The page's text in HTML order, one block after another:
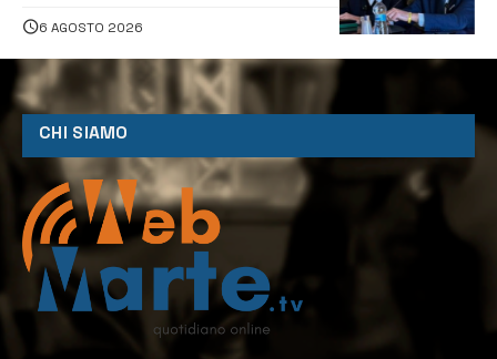
6 AGOSTO 2026
CHI SIAMO